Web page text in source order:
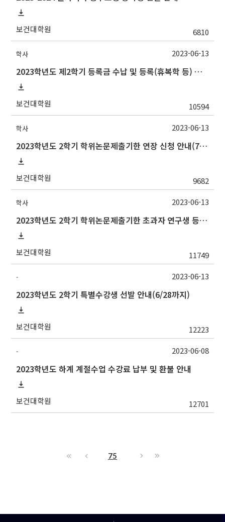
보건대학원 6810
학사
2023학년도 제2학기 등록금 수납 및 등록(휴복학 등) 일정 안내(등록금 납부 일정 추가)
보건대학원 10594
2023-06-13
학사
2023학년도 2학기 학위논문제출기한 연장 신청 안내(7/3까지)
보건대학원 9682
2023-06-13
학사
2023학년도 2학기 학위논문제출기한 초과자 연구생 등록 신청 안내(7/14까지)
보건대학원 11749
2023-06-13
-
2023학년도 2학기 특별수강생 선발 안내(6/28까지)
보건대학원 12223
2023-06-13
-
2023학년도 하계 계절수업 수강료 납부 및 환불 안내
보건대학원 12701
2023-06-08
75